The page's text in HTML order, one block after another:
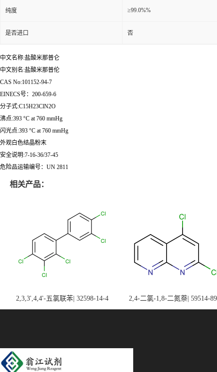
纯度 ≥99.0%%
是否进口 否
中文名称:盐酸米那普仑
中文别名:盐酸米那普伦
CAS No:101152-94-7
EINECS号：200-659-6
分子式:C15H23ClN2O
沸点:393 °C at 760 mmHg
闪光点:393 °C at 760 mmHg
外观白色结晶粉末
安全说明:7-16-36/37-45
危险品运输编号：UN 2811
相关产品：
2,3,3',4,4'-五氯联苯| 32598-14-4 2,4-二氯-1,8-二氮萘| 59514-